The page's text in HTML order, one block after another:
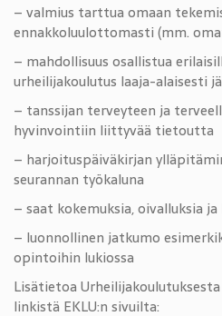
– valmius tarttua omaan
ennakkoluulottomasti (mm.
– mahdollisuus osallistua
urheilijakoulutus laaja-alaisesti
– tanssijan terveyteen ja
hyvinvointiin liittyvää tietoutta
– harjoituspäiväkirjan
seurannan työkaluna
– saat kokemuksia, oivalluksia
– luonnollinen jatkumo
opintoihin lukiossa
Lisätietoa
linkistä EKLU:n sivuilta: